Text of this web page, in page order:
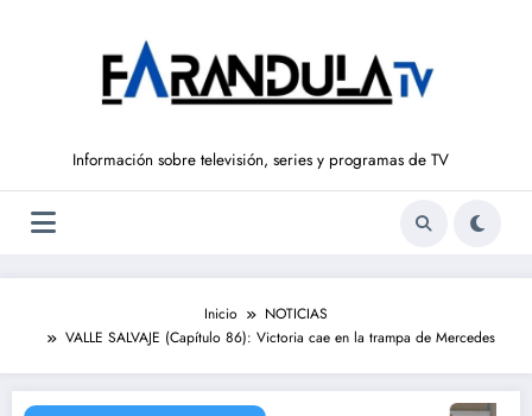
Información sobre televisión, series y programas de TV
Inicio
NOTICIAS
VALLE SALVAJE (Capítulo 86): Victoria cae en la trampa de Mercedes